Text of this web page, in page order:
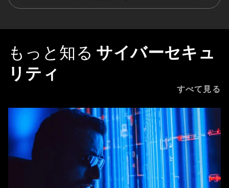
もっと知る サイバーセキュ
リティ
すべて見る